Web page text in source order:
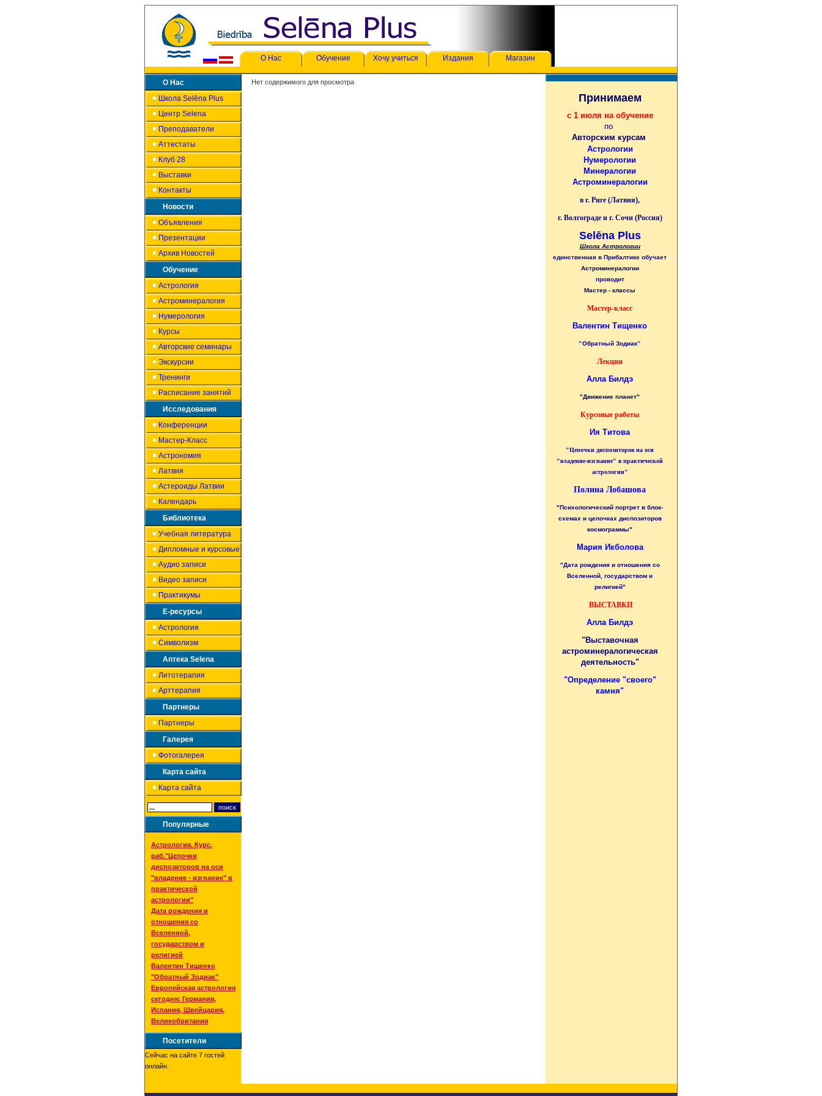
О Нас Обучение Хочу учиться Издания Магазин
О Нас
Школа Selēna Plus
Центр Selena
Преподаватели
Аттестаты
Клуб 28
Выставки
Контакты
Новости
Объявления
Презентации
Архив Новостей
Обучение
Астрология
Астроминералогия
Нумерология
Курсы
Авторские семинары
Экскурсии
Тренинги
Расписание занятий
Исследования
Конференции
Мастер-Класс
Астрономия
Латвия
Астероиды Латвии
Календарь
Библиотека
Учебная литература
Дипломные и курсовые
Аудио записи
Видео записи
Практикумы
Е-ресурсы
Астрология
Символизм
Аптека Selena
Литотерапия
Арттерапия
Партнеры
Партнеры
Галерея
Фотогалерея
Карта сайта
Карта сайта
Популярные
Астрология. Курс.
раб."Цепочки
диспозиторов на оси
"владение - изгнание" в
практической
астрологии"
Дата рождения и
отношения со
Вселенной,
государством и
религией
Валентин Тищенко
"Обратный Зодиак"
Европейская астрология
сегодня: Германия,
Испания, Швейцария,
Великобритания
Посетители
Сейчас на сайте 7 гостей
онлайн.
Нет содержимого для просмотра
Принимаем
с 1 июля на обучение
по
Авторским курсам
Астрологии
Нумерологии
Минералогии
Астроминералогии
в г. Риге (Латвия),
г. Волгограде и г. Сочи (Россия)
Selēna Plus
Школа Астрологии
единственная в Прибалтике обучает
Астроминералогии
проводит
Мастер - классы
Мастер-класс
Валентин Тищенко
"Обратный Зодиак"
Лекции
Алла Билдэ
"Движение планет"
Курсовые работы
Ия Титова
"Цепочки диспозиторов на оси
"владение-изгнание" в практической
астрологии"
Полина Лобашова
"Психологический портрет в блок-
схемах и цепочках диспозиторов
космограммы"
Мария Икболова
"Дата рождения и отношения со
Вселенной, государством и
религией"
ВЫСТАВКИ
Алла Билдэ
"Выставочная
астроминералогическая
деятельность"
"Определение "своего"
камня"